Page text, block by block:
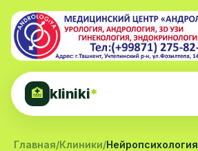
🏥 kliniki*
Главная/Клиники/Нейропсихология